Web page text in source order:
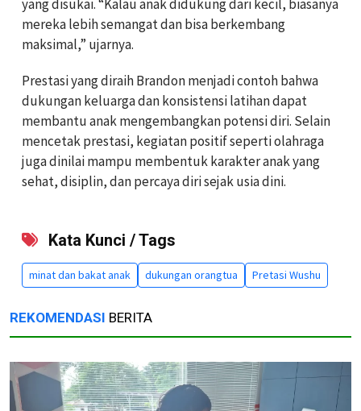
yang disukai. “Kalau anak didukung dari kecil, biasanya
mereka lebih semangat dan bisa berkembang
maksimal,” ujarnya.
Prestasi yang diraih Brandon menjadi contoh bahwa
dukungan keluarga dan konsistensi latihan dapat
membantu anak mengembangkan potensi diri. Selain
mencetak prestasi, kegiatan positif seperti olahraga
juga dinilai mampu membentuk karakter anak yang
sehat, disiplin, dan percaya diri sejak usia dini.
Kata Kunci / Tags
minat dan bakat anak dukungan orangtua Pretasi Wushu
REKOMENDASI BERITA